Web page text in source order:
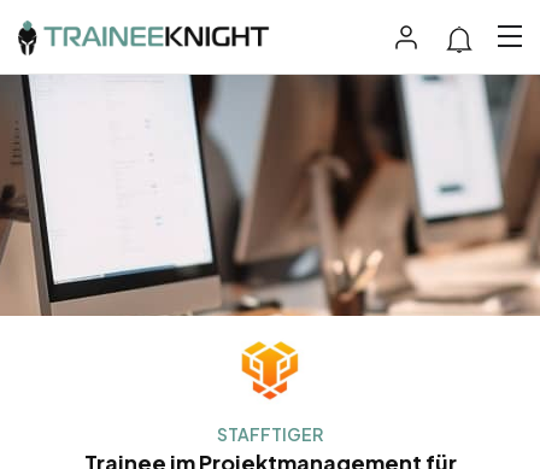
STAFFTIGER
Trainee im Projektmanagement für